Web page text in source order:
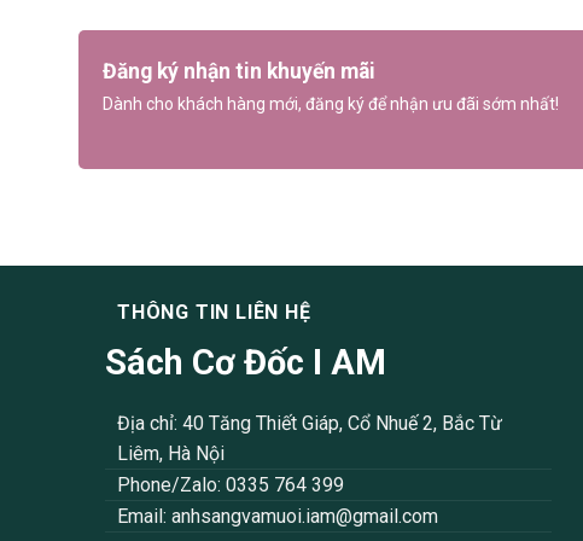
Đăng ký nhận tin khuyến mãi
Dành cho khách hàng mới, đăng ký để nhận ưu đãi sớm nhất!
THÔNG TIN LIÊN HỆ
Sách Cơ Đốc I AM
Địa chỉ: 40 Tăng Thiết Giáp, Cổ Nhuế 2, Bắc Từ
Liêm, Hà Nội
Phone/Zalo: 0335 764 399
Email: anhsangvamuoi.iam@gmail.com